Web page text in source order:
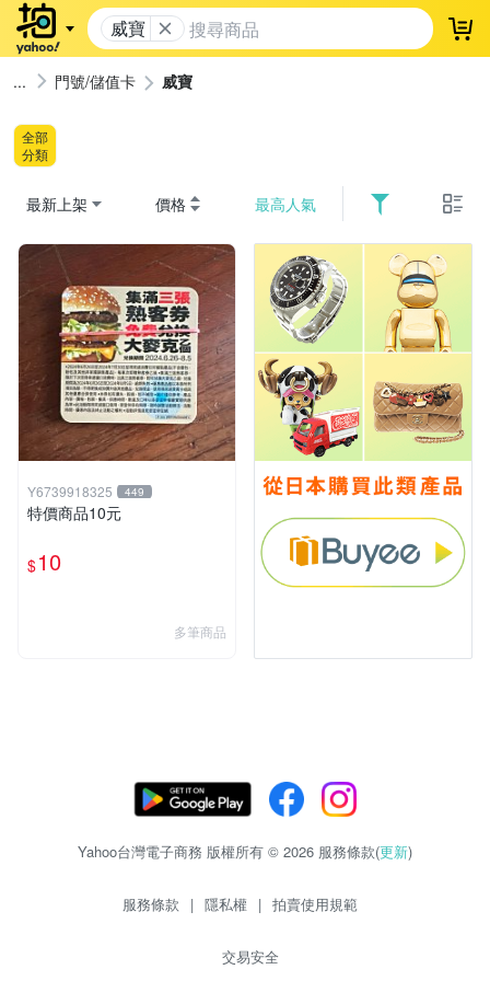
威寶 登
門號/儲值卡 威寶
全部
分類
最新上架 價格 最高人氣
Y6739918325 449
特價商品10元
$10
多筆商品
Yahoo台灣電子商務 版權所有 © 2026 服務條款(更新)
服務條款 | 隱私權 | 拍賣使用規範
交易安全